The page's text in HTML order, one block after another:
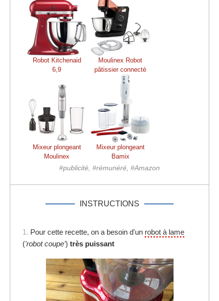
Robot Kitchenaid
6,9
Moulinex Robot
pâtissier connecté
Mixeur plongeant
Moulinex
Mixeur plongeant
Bamix
#publicité, #rémunéré, #Amazon
INSTRUCTIONS
1. Pour cette recette, on a besoin d'un robot à lame
('robot coupe') très puissant